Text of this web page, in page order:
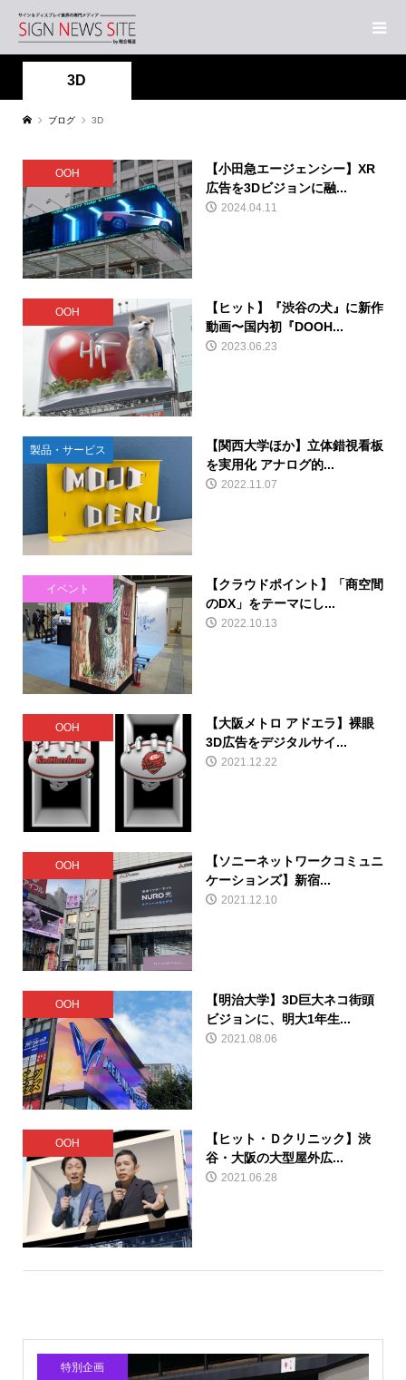
3D
ブログ 3D
OOH
【小田急エージェンシー】XR
広告を3Dビジョンに融...
2024.04.11
OOH
【ヒット】『渋谷の犬』に新作
動画〜国内初『DOOH...
2023.06.23
製品・サービス
【関西大学ほか】立体錯視看板
を実用化 アナログ的...
2022.11.07
イベント
【クラウドポイント】「商空間
のDX」をテーマにし...
2022.10.13
OOH
【大阪メトロ アドエラ】裸眼
3D広告をデジタルサイ...
2021.12.22
OOH
【ソニーネットワークコミュニ
ケーションズ】新宿...
2021.12.10
OOH
【明治大学】3D巨大ネコ街頭
ビジョンに、明大1年生...
2021.08.06
OOH
【ヒット・Ｄクリニック】渋
谷・大阪の大型屋外広...
2021.06.28
特別企画